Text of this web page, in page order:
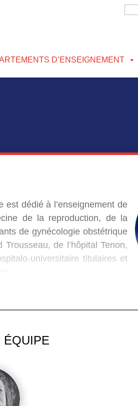
D’ENSEIGNEMENT
est dédié à l’enseignement de
de la reproduction, de la
de gynécologie obstétrique
de l’hôpital Tenon,
universitaire titulaires et
ÉQUIPE